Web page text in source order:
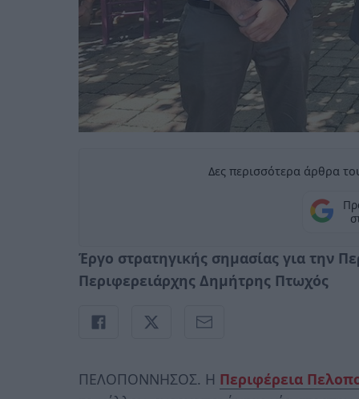
Δες περισσότερα άρθρα
Έργο στρατηγικής σημασίας για την
Περιφερειάρχης Δημήτρης Πτωχός
ΠΕΛΟΠΟΝΝΗΣΟΣ. Η Περιφέρεια